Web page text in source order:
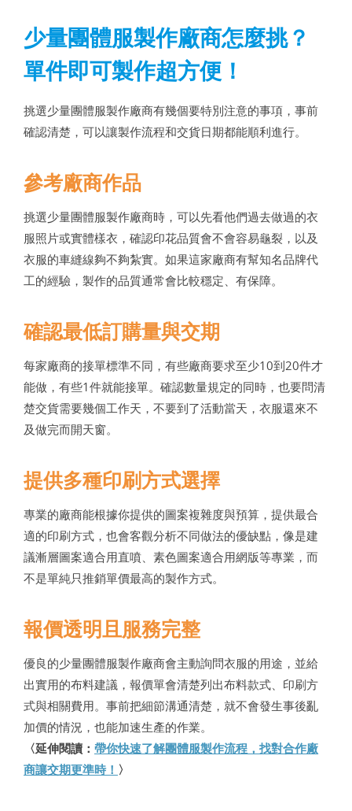
少量團體服製作廠商怎麼挑？
單件即可製作超方便！
挑選少量團體服製作廠商有幾個要特別注意的事項，事前
確認清楚，可以讓製作流程和交貨日期都能順利進行。
參考廠商作品
挑選少量團體服製作廠商時，可以先看他們過去做過的衣
服照片或實體樣衣，確認印花品質會不會容易龜裂，以及
衣服的車縫線夠不夠紮實。如果這家廠商有幫知名品牌代
工的經驗，製作的品質通常會比較穩定、有保障。
確認最低訂購量與交期
每家廠商的接單標準不同，有些廠商要求至少10到20件才
能做，有些1件就能接單。確認數量規定的同時，也要問清
楚交貨需要幾個工作天，不要到了活動當天，衣服還來不
及做完而開天窗。
提供多種印刷方式選擇
專業的廠商能根據你提供的圖案複雜度與預算，提供最合
適的印刷方式，也會客觀分析不同做法的優缺點，像是建
議漸層圖案適合用直噴、素色圖案適合用網版等專業，而
不是單純只推銷單價最高的製作方式。
報價透明且服務完整
優良的少量團體服製作廠商會主動詢問衣服的用途，並給
出實用的布料建議，報價單會清楚列出布料款式、印刷方
式與相關費用。事前把細節溝通清楚，就不會發生事後亂
加價的情況，也能加速生產的作業。
〈延伸閱讀： 帶你快速了解團體服製作流程，找對合作廠
商讓交期更準時！ 〉